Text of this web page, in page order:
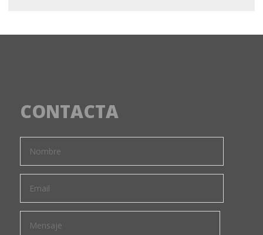
CONTACTA